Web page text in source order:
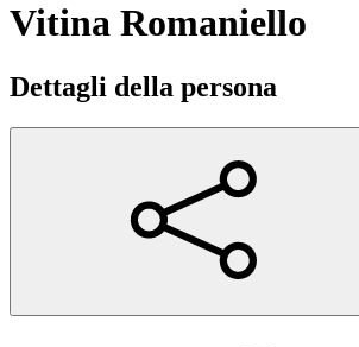
Vitina Romaniello
Dettagli della persona